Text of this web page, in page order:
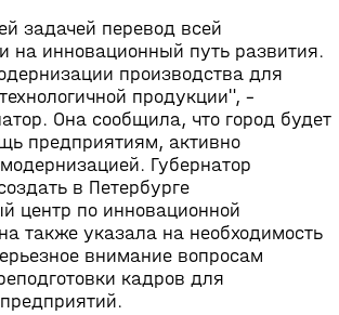
задачей перевод всей
на инновационный путь развития.
производства для
продукции", -
Она сообщила, что город будет
предприятиям, активно
Губернатор
в Петербурге
центр по инновационной
также указала на необходимость
внимание вопросам
кадров для